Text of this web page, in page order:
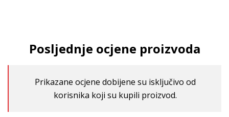
Posljednje ocjene proizvoda
Prikazane ocjene dobijene su isključivo od
korisnika koji su kupili proizvod.